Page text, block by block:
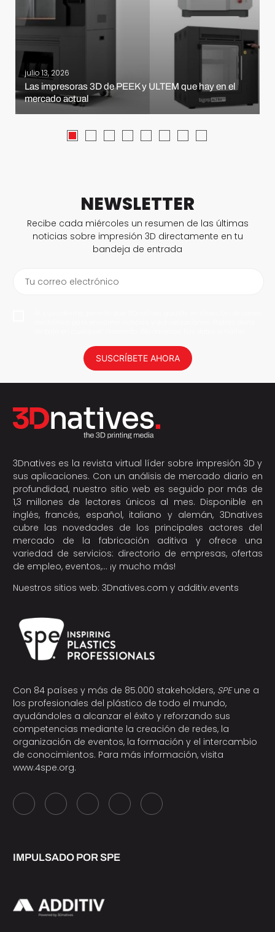
julio 13, 2026
Las impresoras 3D de PEEK y ULTEM que hay en el
mercado actual
NEWSLETTER
Recibe cada miércoles un resumen de las últimas
noticias sobre impresión 3D directamente en tu
bandeja de entrada
Tu correo electrónico
SUSCRÍBETE AHORA
3Dnatives es la revista virtual líder sobre impresión 3D y
sus aplicaciones. Con un análisis de mercado diario en
profundidad, nuestro sitio web es seguido por más de
1,3 millones de lectores únicos al mes. Disponible en
inglés, francés, español, italiano y alemán, 3Dnatives
cubre las novedades de los principales actores del
mercado de la fabricación aditiva y ofrece una
variedad de servicios: directorio de empresas, ofertas
de empleo, eventos,… ¡y mucho más!
Nuestros sitios web: 3Dnatives.com y additiv.events
Con 84 países y más de 85.000 stakeholders, SPEune a
los profesionales del plástico de todo el mundo,
ayudándoles a alcanzar el éxito y reforzando sus
competencias mediante la creación de redes, la
organización de eventos, la formación y el intercambio
de conocimientos. Para más información, visita
www.4spe.org.
IMPULSADO POR SPE